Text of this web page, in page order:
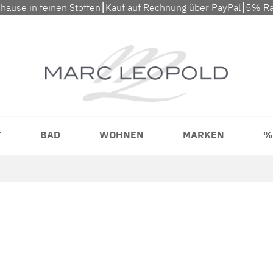
in feinen Stoffen⎮Kauf auf Rechnung über PayPal⎮5%
BAD WOHNEN MARKEN